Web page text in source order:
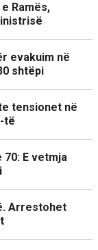
Ramës,
evakuim në
shtëpi
tensionet në
të
E vetmja
Arrestohet